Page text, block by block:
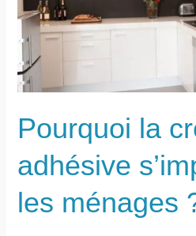
Pourquoi la
adhésive
les ménages